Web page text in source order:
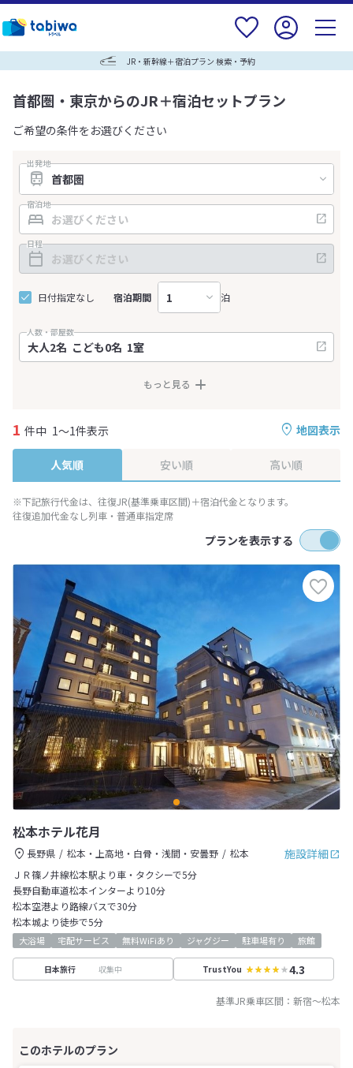
JR・新幹線＋宿泊プラン 検索・予約
首都圏・東京からのJR＋宿泊セットプラン
ご希望の条件をお選びください
出発地
宿泊地
日程
日付指定なし 宿泊期間 泊
人数・部屋数
もっと見る
地図表示
1 件中 1～1件表示
人気順 安い順 高い順
※下記旅行代金は、往復JR(基準乗車区間)＋宿泊代金となります。
往復追加代金なし列車・普通車指定席
プランを表示する
松本ホテル花月
施設詳細
長野県 松本・上高地・白骨・浅間・安曇野
松本
ＪＲ篠ノ井線松本駅より車・タクシーで5分
長野自動車道松本インターより10分
松本空港より路線バスで30分
松本城より徒歩で5分
大浴場 宅配サービス 無料WiFiあり ジャグジー 駐車場有り 旅館
日本旅行 収集中 TrustYou 4.3
基準JR乗車区間： 新宿～松本